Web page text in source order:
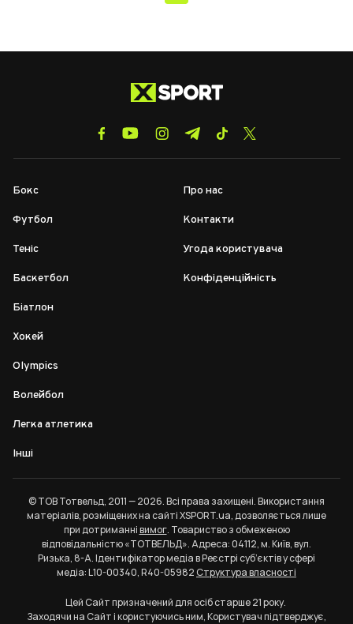
Бокс
Футбол
Теніс
Баскетбол
Біатлон
Хокей
Olympics
Волейбол
Легка атлетика
Інші
Про нас
Контакти
Угода користувача
Конфіденційність
© ТОВ Тотвельд, 2011 — 2026. Всі права захищені. Використання
матеріалів, розміщених на сайті XSPORT.ua, дозволяється лише
при дотриманнівимог. Товариство з обмеженою
відповідальністю «ТОТВЕЛЬД». Адреса: 04112, м. Київ, вул.
Ризька, 8-А. Ідентифікатор медіа в Реєстрі суб’єктів у сфері
медіа: L10-00340, R40-05982Структура власності
Цей Сайт призначений для осіб старше 21 року.
Заходячи на Сайт і користуючись ним, Користувач підтверджує,